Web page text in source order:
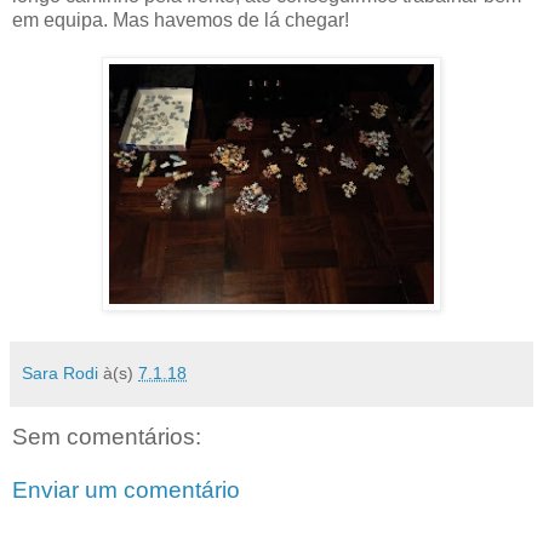
em equipa. Mas havemos de lá chegar!
Sara Rodi à(s) 7.1.18
Sem comentários:
Enviar um comentário